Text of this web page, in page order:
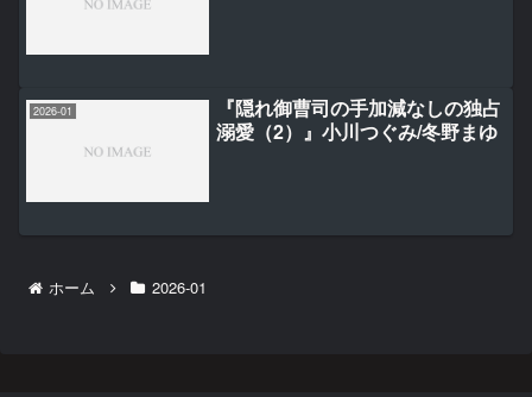
2026-01
『隠れ御曹司の手加減なしの独占
溺愛（2）』小川つぐみ/冬野まゆ
ホーム 2026-01